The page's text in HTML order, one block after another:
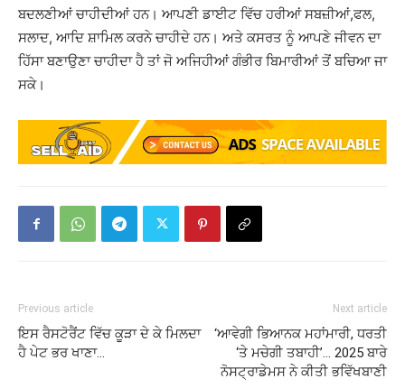
ਬਦਲਣੀਆਂ ਚਾਹੀਦੀਆਂ ਹਨ। ਆਪਣੀ ਡਾਈਟ ਵਿੱਚ ਹਰੀਆਂ ਸਬਜ਼ੀਆਂ,ਫਲ,
ਸਲਾਦ, ਆਦਿ ਸ਼ਾਮਿਲ ਕਰਨੇ ਚਾਹੀਦੇ ਹਨ। ਅਤੇ ਕਸਰਤ ਨੂੰ ਆਪਣੇ ਜੀਵਨ ਦਾ
ਹਿੱਸਾ ਬਣਾਉਣਾ ਚਾਹੀਦਾ ਹੈ ਤਾਂ ਜੋ ਅਜਿਹੀਆਂ ਗੰਭੀਰ ਬਿਮਾਰੀਆਂ ਤੋਂ ਬਚਿਆ ਜਾ
ਸਕੇ।
Previous article
ਇਸ ਰੈਸਟੋਰੈਂਟ ਵਿੱਚ ਕੂੜਾ ਦੇ ਕੇ ਮਿਲਦਾ
ਹੈ ਪੇਟ ਭਰ ਖਾਣਾ…
Next article
‘ਆਵੇਗੀ ਭਿਆਨਕ ਮਹਾਂਮਾਰੀ, ਧਰਤੀ
‘ਤੇ ਮਚੇਗੀ ਤਬਾਹੀ’… 2025 ਬਾਰੇ
ਨੋਸਟ੍ਰਾਡੇਮਸ ਨੇ ਕੀਤੀ ਭਵਿੱਖਬਾਣੀ